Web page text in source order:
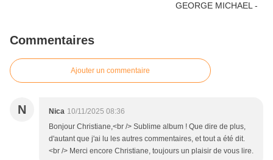
Commentaires
Ajouter un commentaire
N Nica 10/11/2025 08:36
Bonjour Christiane,<br /> Sublime album ! Que dire de plus,
d'autant que j'ai lu les autres commentaires, et tout a été dit.
<br /> Merci encore Christiane, toujours un plaisir de vous lire.